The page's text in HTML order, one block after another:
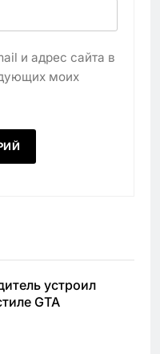
и адрес сайта в
моих
устроил
GTA